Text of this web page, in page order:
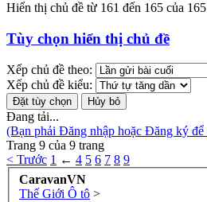
Hiển thị chủ đề từ 161 đến 165 của 165
Tùy chọn hiển thị chủ đề
Xếp chủ đề theo:
Xếp chủ đề kiểu:
Đang tải...
(Bạn phải Đăng nhập hoặc Đăng ký để
Trang 9 của 9 trang
< Trước 1 ← 4 5 6 7 8 9
CaravanVN
Thế Giới Ô tô >